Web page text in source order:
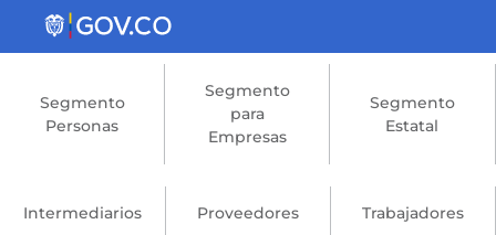
Saltar al contenido principal
Segmento
Personas
Segmento
para
Empresas
Segmento
Estatal
Intermediarios Proveedores Trabajadores